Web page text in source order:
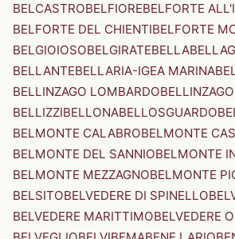
BELCASTROBELFIOREBELFORTE
BELFORTE DEL CHIENTIBELFORTE
BELGIOIOSOBELGIRATEBELLA
BELLANTEBELLARIA-IGEA MARINA
BELLINZAGO LOMBARDO
BELLIZZIBELLONABELLOSGUARDO
BELMONTE CALABROBELMONTE
BELMONTE DEL SANNIOBELMONTE
BELMONTE MEZZAGNOBELMONTE
BELSITOBELVEDERE DI SPINELLO
BELVEDERE MARITTIMOBELVEDERE